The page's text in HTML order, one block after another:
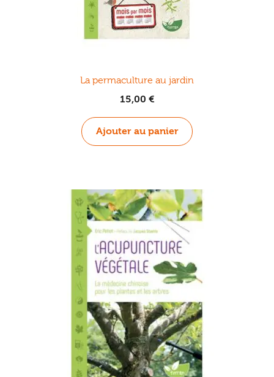
La permaculture au jardin
15,00 €
Ajouter au panier